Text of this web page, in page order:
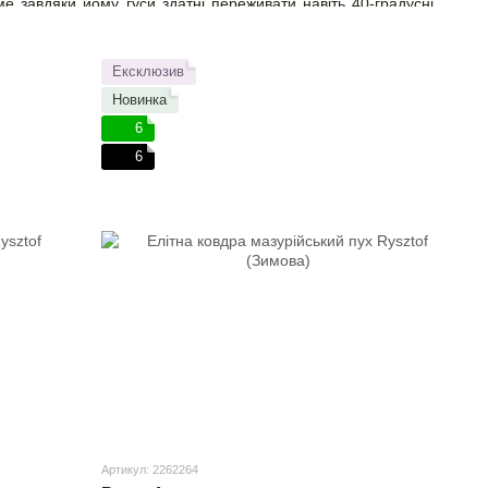
Ексклюзив
Новинка
6
6
Артикул: 2262264